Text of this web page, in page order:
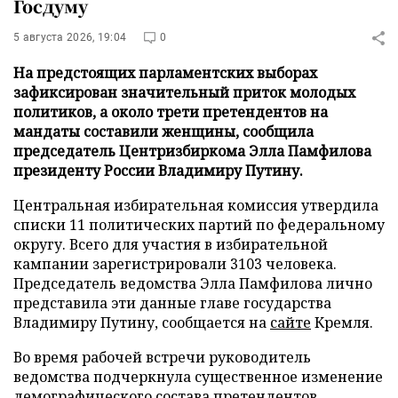
Госдуму
5 августа 2026, 19:04 0
На предстоящих парламентских выборах
зафиксирован значительный приток молодых
политиков, а около трети претендентов на
мандаты составили женщины, сообщила
председатель Центризбиркома Элла Памфилова
президенту России Владимиру Путину.
Центральная избирательная комиссия утвердила
списки 11 политических партий по федеральному
округу. Всего для участия в избирательной
кампании зарегистрировали 3103 человека.
Председатель ведомства Элла Памфилова лично
представила эти данные главе государства
Владимиру Путину, сообщается на сайте Кремля.
Во время рабочей встречи руководитель
ведомства подчеркнула существенное изменение